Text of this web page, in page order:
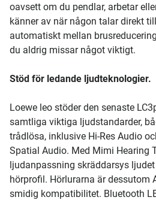
oavsett om du pendlar, arbetar
känner av när någon talar direkt
automatiskt mellan
du aldrig missar något viktigt.
Stöd för ledande ljudteknologier.
Loewe leo stöder den senaste
samtliga viktiga ljudstandarder,
trådlösa, inklusive Hi-Res Audio
Spatial Audio. Med Mimi Hearing
ljudanpassning skräddarsys
hörprofil. Hörlurarna är dessutom
smidig kompatibilitet. Bluetooth